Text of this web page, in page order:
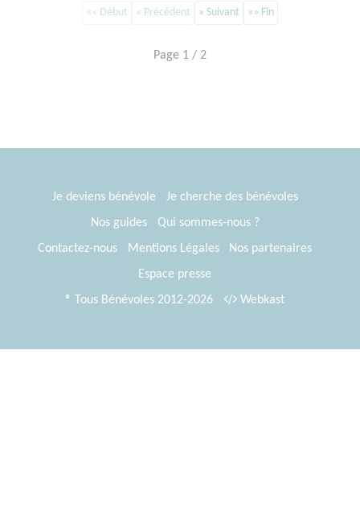
«« Début « Précédent » Suivant »» Fin
Page 1 / 2
Je deviens bénévole
Je cherche des bénévoles
Nos guides
Qui sommes-nous ?
Contactez-nous
Mentions Légales
Nos partenaires
Espace presse
® Tous Bénévoles 2012-2026
Webkast